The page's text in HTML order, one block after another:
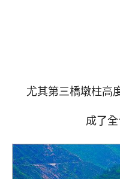
尤其第三橋墩柱高
成了